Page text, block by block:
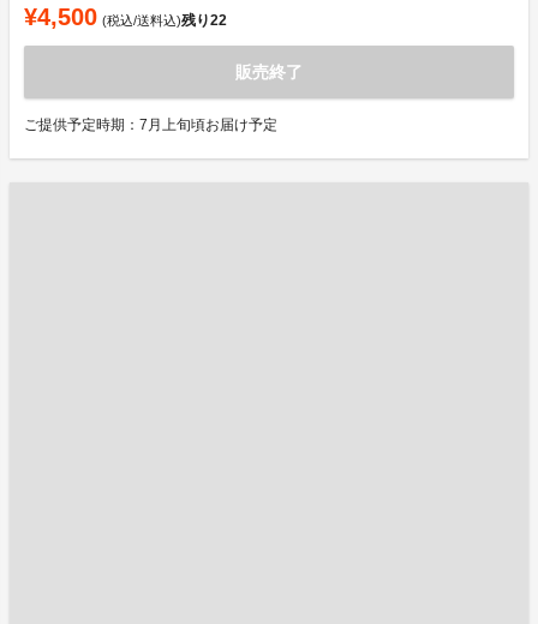
¥4,500 (税込/送料込)残り22
販売終了
ご提供予定時期：7月上旬頃お届け予定